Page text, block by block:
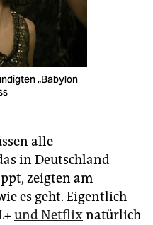
„Babylon
alle
in Deutschland
zeigten am
es geht. Eigentlich
und Netflixnatürlich